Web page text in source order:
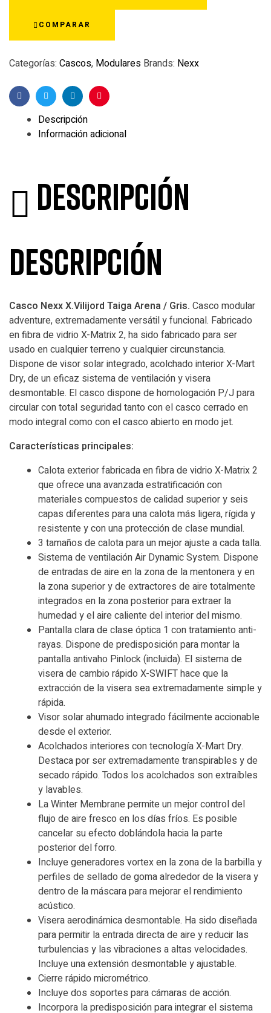
COMPARAR
Categorías: Cascos, Modulares Brands: Nexx
FacebookTwitterLinkedinPinterest
Descripción
Información adicional
Descripción
Descripción
Casco Nexx X.Vilijord Taiga Arena / Gris. Casco modular
adventure, extremadamente versátil y funcional. Fabricado
en fibra de vidrio X-Matrix 2, ha sido fabricado para ser
usado en cualquier terreno y cualquier circunstancia.
Dispone de visor solar integrado, acolchado interior X-Mart
Dry, de un eficaz sistema de ventilación y visera
desmontable. El casco dispone de homologación P/J para
circular con total seguridad tanto con el casco cerrado en
modo integral como con el casco abierto en modo jet.
Características principales:
Calota exterior fabricada en fibra de vidrio X-Matrix 2
que ofrece una avanzada estratificación con
materiales compuestos de calidad superior y seis
capas diferentes para una calota más ligera, rígida y
resistente y con una protección de clase mundial.
3 tamaños de calota para un mejor ajuste a cada talla.
Sistema de ventilación Air Dynamic System. Dispone
de entradas de aire en la zona de la mentonera y en
la zona superior y de extractores de aire totalmente
integrados en la zona posterior para extraer la
humedad y el aire caliente del interior del mismo.
Pantalla clara de clase óptica 1 con tratamiento anti-
rayas. Dispone de predisposición para montar la
pantalla antivaho Pinlock (incluida). El sistema de
visera de cambio rápido X-SWIFT hace que la
extracción de la visera sea extremadamente simple y
rápida.
Visor solar ahumado integrado fácilmente accionable
desde el exterior.
Acolchados interiores con tecnología X-Mart Dry.
Destaca por ser extremadamente transpirables y de
secado rápido. Todos los acolchados son extraíbles
y lavables.
La Winter Membrane permite un mejor control del
flujo de aire fresco en los días fríos. Es posible
cancelar su efecto doblándola hacia la parte
posterior del forro.
Incluye generadores vortex en la zona de la barbilla y
perfiles de sellado de goma alrededor de la visera y
dentro de la máscara para mejorar el rendimiento
acústico.
Visera aerodinámica desmontable. Ha sido diseñada
para permitir la entrada directa de aire y reducir las
turbulencias y las vibraciones a altas velocidades.
Incluye una extensión desmontable y ajustable.
Cierre rápido micrométrico.
Incluye dos soportes para cámaras de acción.
Incorpora la predisposición para integrar el sistema